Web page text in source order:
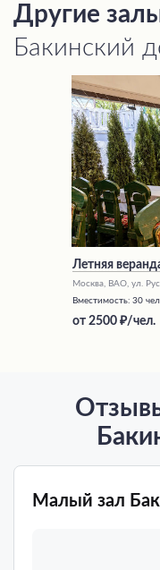
Другие
Бакинский
Летняя
Москва, ВАО, ул.
Вместимость: 30
от 2500 /чел.